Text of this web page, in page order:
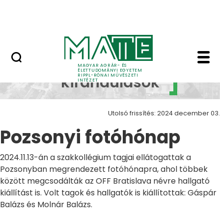
MAGYAR AGRÁR- ÉS
ÉLETTUDOMÁNYI EGYETEM
RIPPL-RÓNAI MŰVÉSZETI
INTÉZET
Pozsonyi fotóhónap
Szakmai
kirándulások
Utolsó frissítés: 2024 december 03.
Pozsonyi fotóhónap
2024.11.13-án a szakkollégium tagjai ellátogattak a
Pozsonyban megrendezett fotóhónapra, ahol többek
között megcsodálták az OFF Bratislava névre hallgató
kiállítást is. Volt tagok és hallgatók is kiállítottak: Gáspár
Balázs és Molnár Balázs.